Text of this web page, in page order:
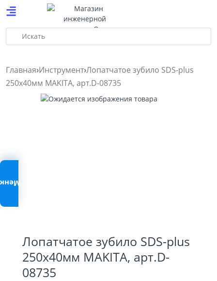
Искать
Главная Инструмент Лопатчатое зубило SDS-plus
250х40мм MAKITA, арт.D-08735
Лопатчатое зубило SDS-plus
250х40мм MAKITA, арт.D-
08735